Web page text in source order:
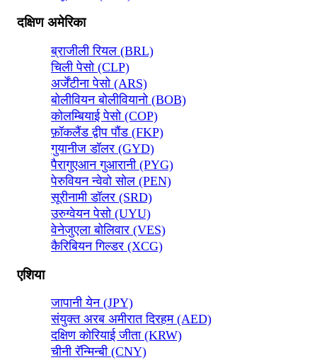
दक्षिण अमेरिका
ब्राजीली रियल (BRL)
चिली पेसो (CLP)
अर्जेंटीना पेसो (ARS)
बोलीवियन बोलीवियानो (BOB)
कोलम्बियाई पेसो (COP)
फ़ॉकलैंड द्वीप पौंड (FKP)
गुयानीज डॉलर (GYD)
पैरागुएआन गुआरानी (PYG)
पेरुवियन न्वेवो सोल (PEN)
सूरीनामी डॉलर (SRD)
उरुग्वेयन पेसो (UYU)
वेनेजुएला बोलिवार (VES)
कैरिबियन गिल्डर (XCG)
एशिया
जापानी येन (JPY)
संयुक्त अरब अमीरात दिरहम (AED)
दक्षिण कोरियाई जीता (KRW)
चीनी रॅन्मिन्बी (CNY)